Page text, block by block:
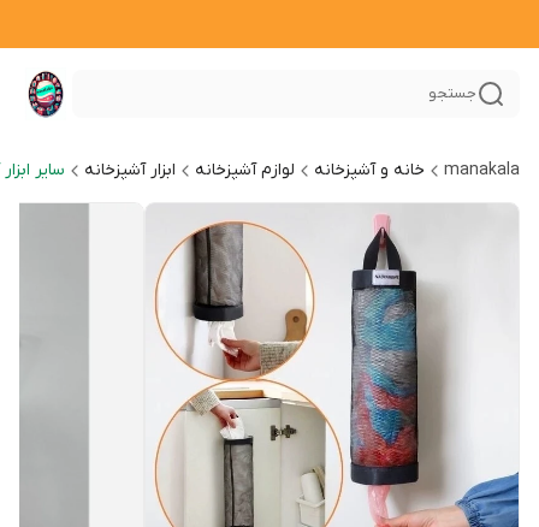
جستجو
manakala خانه و آشپزخانه لوازم آشپزخانه ابزار آشپزخانه سایر